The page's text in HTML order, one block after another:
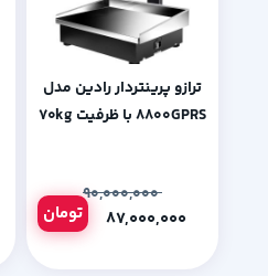
ترازو پرینتردار رادین مدل
۸۸۰۰GPRS با ظرفیت ۷۰kg
۹۰,۰۰۰,۰۰۰
تومان